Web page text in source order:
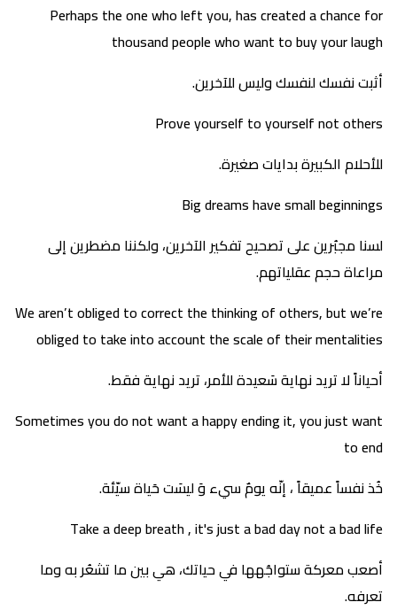
Perhaps the one who left you, has created a chance for
thousand people who want to buy your laugh
أثبت نفسك لنفسك وليس للآخرين.
Prove yourself to yourself not others
للأحلام الكبيرة بدايات صغيرة.
Big dreams have small beginnings
لسنا مجبُرين على تصحيح تفكير الآخرين، ولكننا مضطرين إلى
مراعاة حجم عقلياتهم.
We aren’t obliged to correct the thinking of others, but we’re
obliged to take into account the scale of their mentalities
أحياناً لا تريد نهاية سَعيدة للأمر، تريد نهاية فقط.
Sometimes you do not want a happy ending it, you just want
to end
خُذ نفساً عميقاً ، إنّه يومٌ سيء وَ ليسَت حَياة سيّئة.
Take a deep breath , it's just a bad day not a bad life
أصعب معركة ستواجُهها في حياتك، هي بين ما تشعُر به وما
تعرفه.